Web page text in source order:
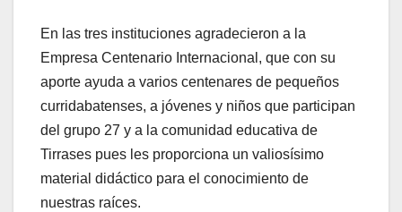
En las tres instituciones agradecieron a la
Empresa Centenario Internacional, que con su
aporte ayuda a varios centenares de pequeños
curridabatenses, a jóvenes y niños que participan
del grupo 27 y a la comunidad educativa de
Tirrases pues les proporciona un valiosísimo
material didáctico para el conocimiento de
nuestras raíces.